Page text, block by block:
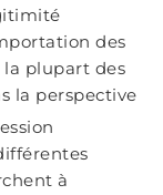
des
la plupart des
la perspective
à